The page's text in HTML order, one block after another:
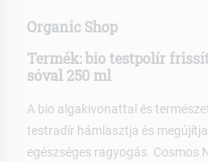
Organic Shop
Termék: bio testpolír
sóval 250 ml
A bio algakivonattal és
testradír hámlasztja és
egészséges ragyogás. Cosmos